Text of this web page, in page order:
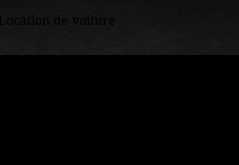
Location de voiture